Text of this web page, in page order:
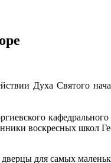
Духа Святого
воскресных школ
для самых